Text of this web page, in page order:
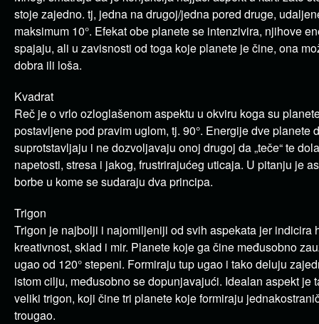
stoje zajedno. tj, jedna na drugoj/jedna pored druge,
maksimum 10°. Efekat obe planete se intenzivira, njihove
spajaju, ali u zavisnosti od toga koje planete je čine, ona
dobra ili loša.
Kvadrat
Reč je o vrlo ozloglašenom aspektu u okviru koga su
postavljene pod pravim uglom, tj. 90°. Energije dve planete
suprotstavljaju i ne dozvoljavaju onoj drugoj da „teče“ te
napetosti, stresa i jakog, frustrirajućeg uticaja. U pitanju je
borbe u kome se sudaraju dva principa.
Trigon
Trigon je najbolji i najomiljeniji od svih aspekata jer indicira
kreativnost, sklad i mir. Planete koje ga čine međusobno
ugao od 120° stepeni. Formiraju tup ugao i tako deluju
istom cilju, međusobno se dopunjavajući. Idealan aspekt je
veliki trigon, koji čine tri planete koje formiraju
trougao.